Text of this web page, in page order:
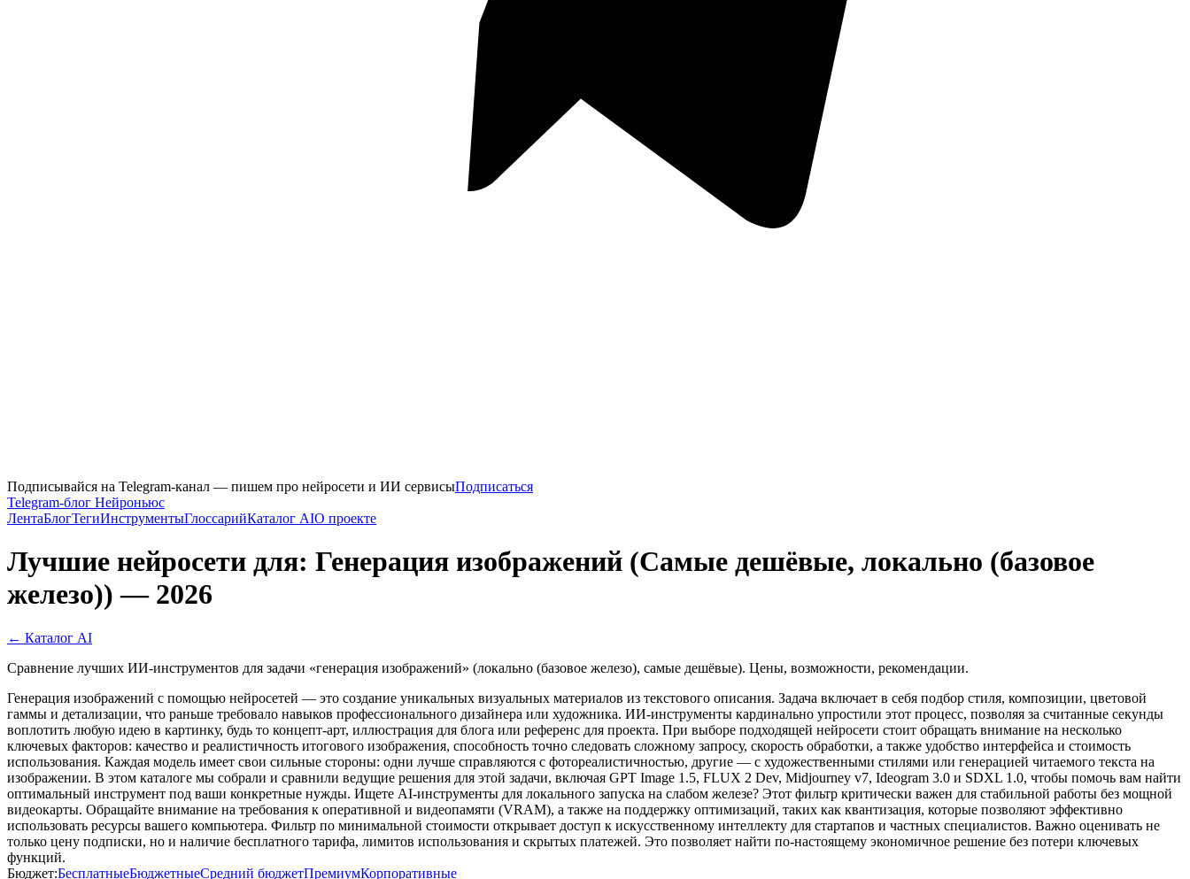
Подписывайся на Telegram-канал — пишем про нейросети и ИИ сервисыПодписаться
Telegram-блог Нейроньюс
ЛентаБлогТегиИнструментыГлоссарийКаталог AIО проекте
Лучшие нейросети для: Генерация изображений (Самые дешёвые, локально (базовое
железо)) — 2026
← Каталог AI
Сравнение лучших ИИ-инструментов для задачи «генерация изображений» (локально (базовое железо), самые дешёвые). Цены, возможности, рекомендации.
Генерация изображений с помощью нейросетей — это создание уникальных визуальных материалов из текстового описания. Задача включает в себя подбор стиля, композиции, цветовой
гаммы и детализации, что раньше требовало навыков профессионального дизайнера или художника. ИИ-инструменты кардинально упростили этот процесс, позволяя за считанные секунды
воплотить любую идею в картинку, будь то концепт-арт, иллюстрация для блога или референс для проекта. При выборе подходящей нейросети стоит обращать внимание на несколько
ключевых факторов: качество и реалистичность итогового изображения, способность точно следовать сложному запросу, скорость обработки, а также удобство интерфейса и стоимость
использования. Каждая модель имеет свои сильные стороны: одни лучше справляются с фотореалистичностью, другие — с художественными стилями или генерацией читаемого текста на
изображении. В этом каталоге мы собрали и сравнили ведущие решения для этой задачи, включая GPT Image 1.5, FLUX 2 Dev, Midjourney v7, Ideogram 3.0 и SDXL 1.0, чтобы помочь вам найти
оптимальный инструмент под ваши конкретные нужды. Ищете AI-инструменты для локального запуска на слабом железе? Этот фильтр критически важен для стабильной работы без мощной
видеокарты. Обращайте внимание на требования к оперативной и видеопамяти (VRAM), а также на поддержку оптимизаций, таких как квантизация, которые позволяют эффективно
использовать ресурсы вашего компьютера. Фильтр по минимальной стоимости открывает доступ к искусственному интеллекту для стартапов и частных специалистов. Важно оценивать не
только цену подписки, но и наличие бесплатного тарифа, лимитов использования и скрытых платежей. Это позволяет найти по-настоящему экономичное решение без потери ключевых
функций.
Бюджет:БесплатныеБюджетныеСредний бюджетПремиумКорпоративные